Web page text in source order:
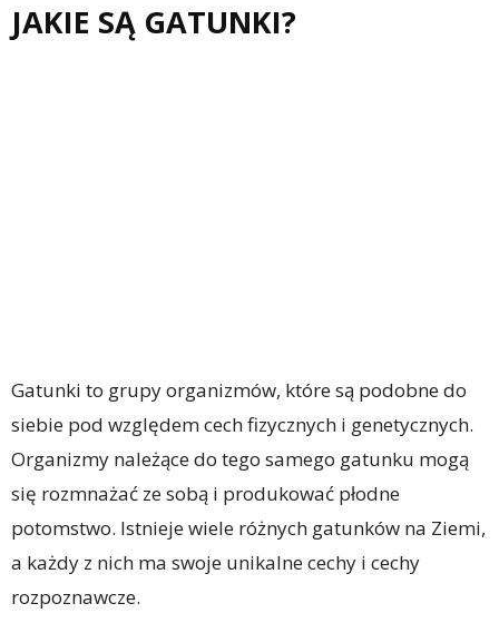
JAKIE SĄ GATUNKI?
Gatunki to grupy organizmów, które są podobne do
siebie pod względem cech fizycznych i genetycznych.
Organizmy należące do tego samego gatunku mogą
się rozmnażać ze sobą i produkować płodne
potomstwo. Istnieje wiele różnych gatunków na Ziemi,
a każdy z nich ma swoje unikalne cechy i cechy
rozpoznawcze.